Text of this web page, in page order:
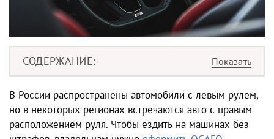
СОДЕРЖАНИЕ
В России распространены автомобили с левым рулем,
но в некоторых регионах встречаются авто с правым
расположением руля. Чтобы ездить на машинах без